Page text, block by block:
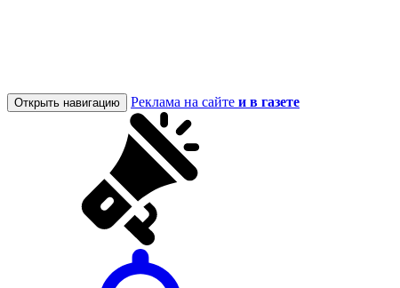
Открыть навигацию Реклама на сайте и в газете